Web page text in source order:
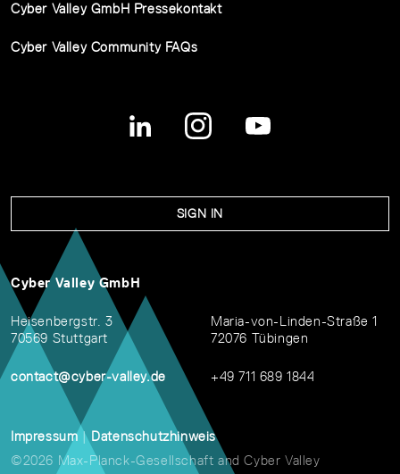
Cyber Valley GmbH Pressekontakt
Cyber Valley Community FAQs
SIGN IN
Cyber Valley GmbH
Heisenbergstr. 3
70569 Stuttgart
contact@cyber-valley.de
Maria-von-Linden-Straße 1
72076 Tübingen
+49 711 689 1844
Impressum | Datenschutzhinweis
©2026 Max-Planck-Gesellschaft and Cyber Valley